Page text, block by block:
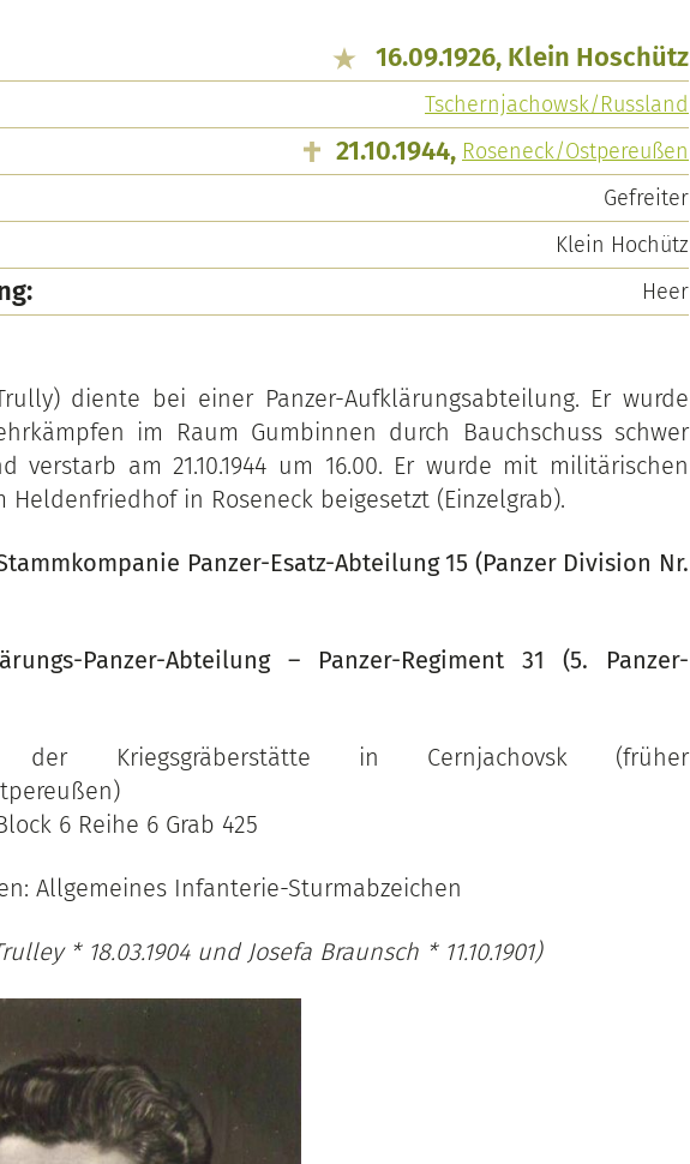
16.09.1926, Klein Hoschütz
Tschernjachowsk/Russland
21.10.1944, Roseneck/Ostpereußen
Gefreiter
Klein Hochütz
Heer
diente bei einer Panzer-Aufklärungsabteilung. Er wurde
im Raum Gumbinnen durch Bauchschuss schwer
verstarb am 21.10.1944 um 16.00. Er wurde mit militärischen
Heldenfriedhof in Roseneck beigesetzt (Einzelgrab).
Panzer-Esatz-Abteilung 15 (Panzer Division Nr.
Panzer-Abteilung – Panzer-Regiment 31 (5. Panzer-
Kriegsgräberstätte in Cernjachovsk (früher
6 Reihe 6 Grab 425
Allgemeines Infanterie-Sturmabzeichen
* 18.03.1904 und Josefa Braunsch * 11.10.1901)